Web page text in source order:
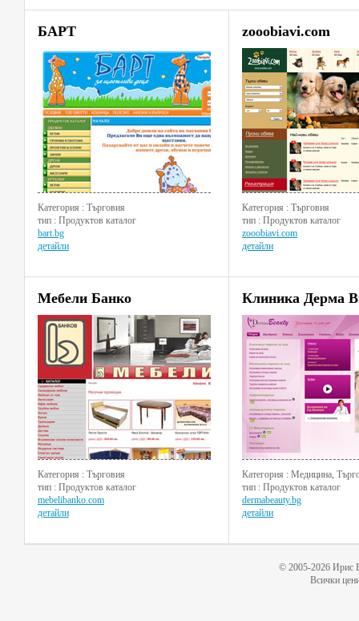
БАРТ
Категория : Търговия
тип : Продуктов каталог
bart.bg
детайли
zooobiavi.com
Категория : Търговия
тип : Продуктов каталог
zooobiavi.com
детайли
Мебели Банко
Категория : Търговия
тип : Продуктов каталог
mebelibanko.com
детайли
Клиника Дерма
Категория : Медицина,
тип : Продуктов каталог
dermabeauty.bg
детайли
© 2005-2026 Ирис
Всички